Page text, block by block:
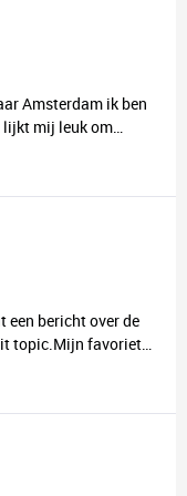
Amsterdam ik ben
lijkt mij leuk om
dingen mee
info check mijn
een bericht over de
topic.Mijn favoriete
Ze ogen rustig,
Ik heb
🐼! Wat is jouw
in de reacties! 💬